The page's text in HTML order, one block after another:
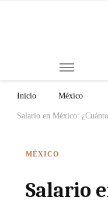
Inicio México
Salario en México:
MÉXICO
Salario